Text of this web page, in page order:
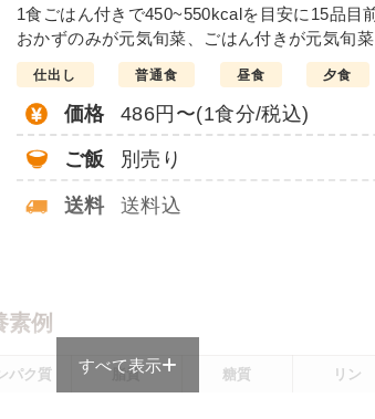
1食ごはん付きで450~550kcalを目安に15品目
おかずのみが元気旬菜、ごはん付きが元気旬
仕出し 普通食 昼食 夕食
価格 486円〜(1食分/税込)
ご飯 別売り
送料 送料込
例
パク質 脂質 糖質 リン
すべて表示